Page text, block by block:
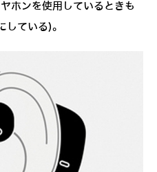
ホンを使用しているときも
している)。